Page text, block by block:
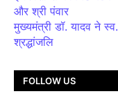
और श्री पंवार
मुख्यमंत्री डॉ. यादव ने
श्रद्धांजलि
FOLLOW US